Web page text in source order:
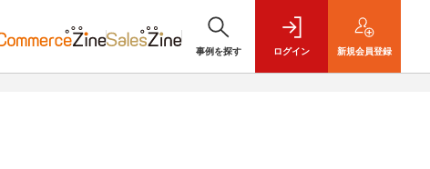
事例を探す ログイン 新規会員登録